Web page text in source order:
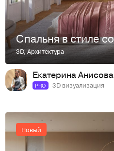
3D,Архитектура
Екатерина Анисова
PRO 3D визуализация
Новый